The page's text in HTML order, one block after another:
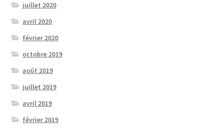
juillet 2020
avril 2020
février 2020
octobre 2019
août 2019
juillet 2019
avril 2019
février 2019